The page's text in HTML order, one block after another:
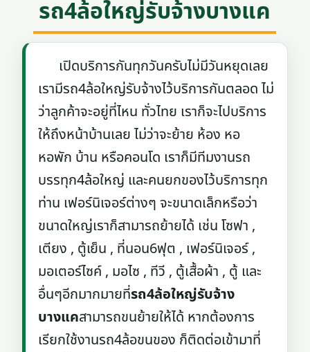
รถ4ล้อใหญ่รับจ้างบางแค
เปิดบริการกันทุกวันครับไม่มีวันหยุดเลย
เรามีรถ4ล้อใหญ่รับจ้างไว้บริการกันตลอด ไม่
ว่าลูกค้าจะอยู่ที่ไหน ทั่วไทย เราก็จะไปบริการ
ให้ถึงหน้าบ้านเลย ไม่ว่าจะย้าย ห้อง หอ
หอพัก บ้าน หรือคอนโด เราก็มีทีมงานรถ
บรรทุก4ล้อใหญ่ และคนยกของไว้บริการทุก
ท่าน เฟอร์นิเจอร์ต่างๆ จะขนาดเล็กหรือว่า
ขนาดใหญ่เราก็สามารถย้ายได้ เช่น โซฟา ,
เตียง , ตู้เย็น , ที่นอน6ฟุต , เฟอร์นิเจอร์ ,
มอเตอร์ไซค์ , มอไซ , ทีวี , ตู้เสื้อผ้า , ตู้ และ
อื่นๆอีกมากมายที่รถ4ล้อใหญ่รับจ้าง
บางแคสามารถขนย้ายให้ได้ หากต้องการ
เรียกใช้งานรถ4ล้อขนของ ก็ติดต่อเข้ามาที่